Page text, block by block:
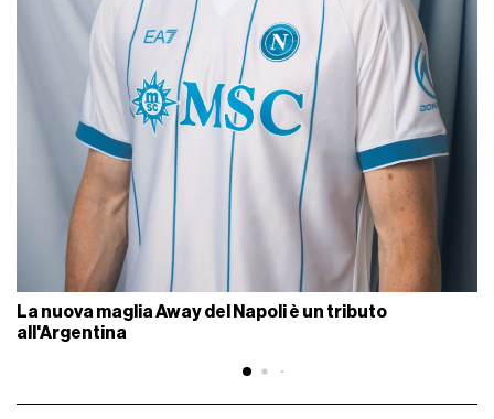
La nuova maglia Away del Napoli è un tributo
all'Argentina